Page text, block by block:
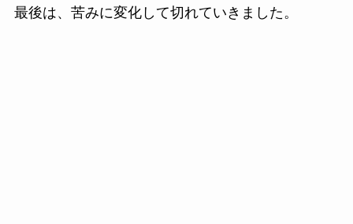
最後は、苦みに変化して切れていきました。